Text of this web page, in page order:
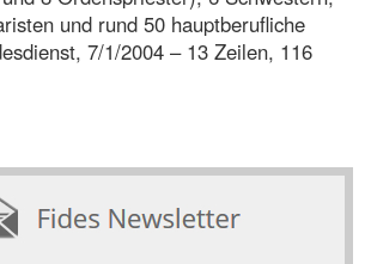
und rund 50 hauptberufliche
7/1/2004 – 13 Zeilen, 116